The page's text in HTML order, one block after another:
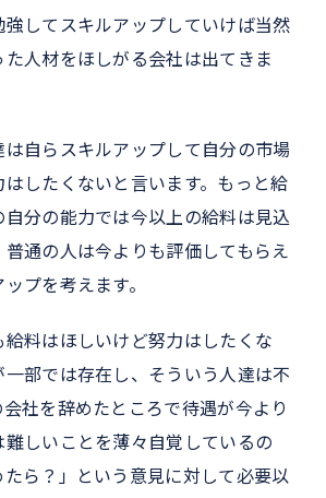
してスキルアップしていけば当然
人材をほしがる会社は出てきま
自らスキルアップして自分の市場
したくないと言います。もっと給
分の能力では今以上の給料は見込
通の人は今よりも評価してもらえ
プを考えます。
給料はほしいけど努力はしたくな
一部では存在し、そういう人達は不
社を辞めたところで待遇が今より
しいことを薄々自覚しているの
ら？」という意見に対して必要以